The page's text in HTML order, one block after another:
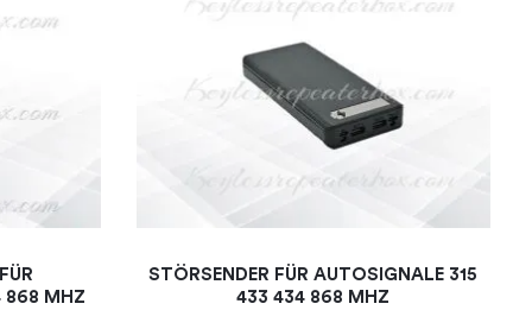
868 MHZ
STÖRSENDER FÜR AUTOSIGNALE 315
433 434 868 MHZ